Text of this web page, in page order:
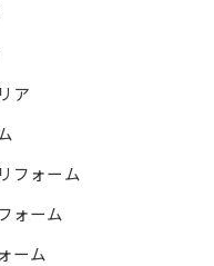
ア
フォーム
ォーム
ーム